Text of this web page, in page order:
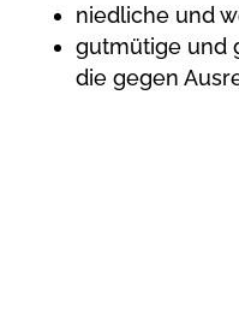
niedliche und
gutmütige und
die gegen